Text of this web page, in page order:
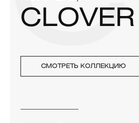
CLOVER
СМОТРЕТЬ КОЛЛЕКЦИЮ